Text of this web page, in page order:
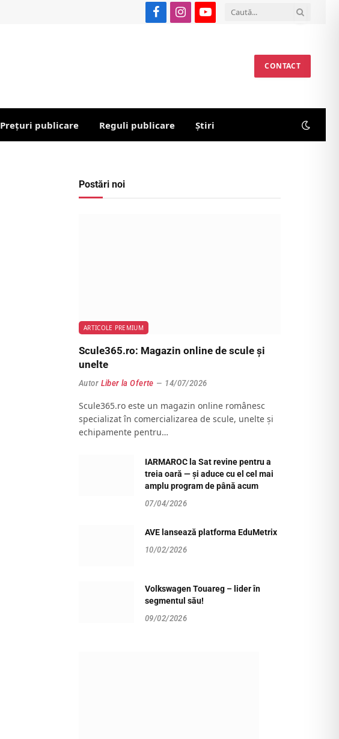
FacebookInstagramYouTube
CONTACT
Prețuri publicare Reguli publicare Știri
Postări noi
ARTICOLE PREMIUM
Scule365.ro: Magazin online de scule și
unelte
Autor Liber la Oferte 14/07/2026
Scule365.ro este un magazin online românesc
specializat în comercializarea de scule, unelte și
echipamente pentru…
IARMAROC la Sat revine pentru a
treia oară — și aduce cu el cel mai
amplu program de până acum
07/04/2026
AVE lansează platforma EduMetrix
10/02/2026
Volkswagen Touareg – lider în
segmentul său!
09/02/2026